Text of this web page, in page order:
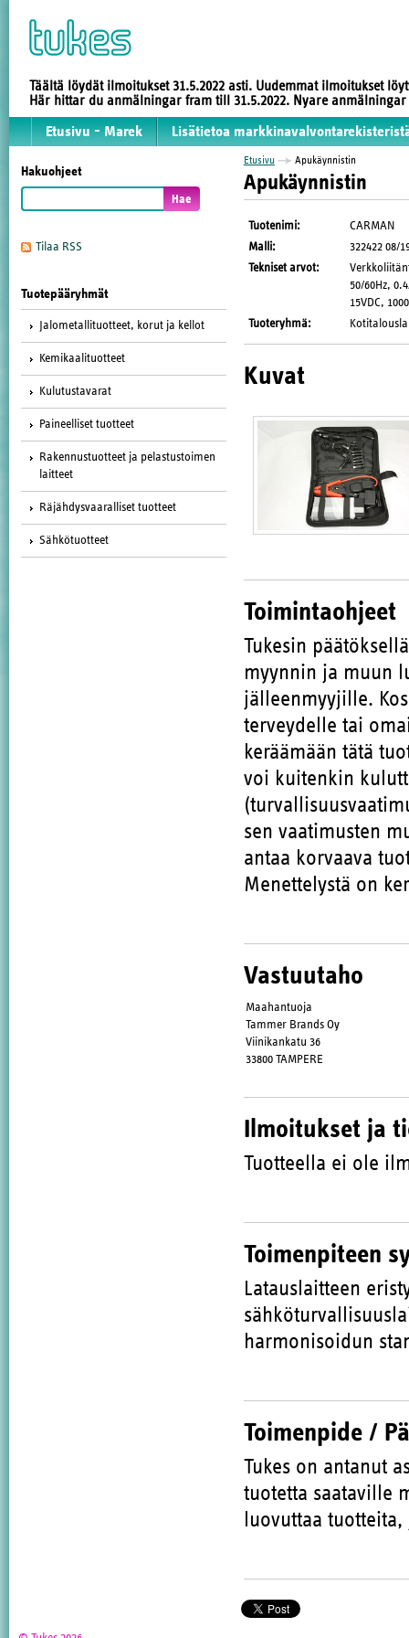
Täältä löydät ilmoitukset 31.5.2022 asti. Uudemmat ilmoitukset
Här hittar du anmälningar fram till 31.5.2022. Nyare
Etusivu - Marek Lisätietoa
Hakuohjeet
Tilaa RSS
Tuotepääryhmät
Jalometallituotteet, korut ja kellot
Kemikaalituotteet
Kulutustavarat
Paineelliset tuotteet
Rakennustuotteet ja pelastustoimen
laitteet
Räjähdysvaaralliset tuotteet
Sähkötuotteet
Etusivu Apukäynnistin
Apukäynnistin
Tuotenimi:
CARMAN
Malli:
322422 08/
Tekniset arvot:
50/60Hz,
15VDC,
Tuoteryhmä:
Kuvat
Toimintaohjeet
Tukesin
myynnin ja muun
jälleenmyyjille.
terveydelle tai
keräämään tätä
voi kuitenkin
sen vaatimusten
antaa korvaava
Menettelystä on
Vastuutaho
Maahantuoja
Tammer Brands Oy
Viinikankatu 36
33800 TAMPERE
Ilmoitukset ja
Tuotteella ei ole
Toimenpiteen
Latauslaitteen
harmonisoidun
Toimenpide /
Tukes on antanut
tuotetta saataville
luovuttaa